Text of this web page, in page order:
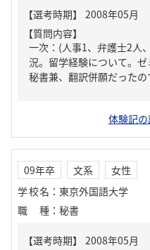
【質問内容】
一次：(人事1、弁護士2人
況。留学経験について。ゼ
秘書兼、翻訳併願だった
体験記
09年卒 文系
女性
学校名 ： 東京外国語大学
職種 ： 秘書